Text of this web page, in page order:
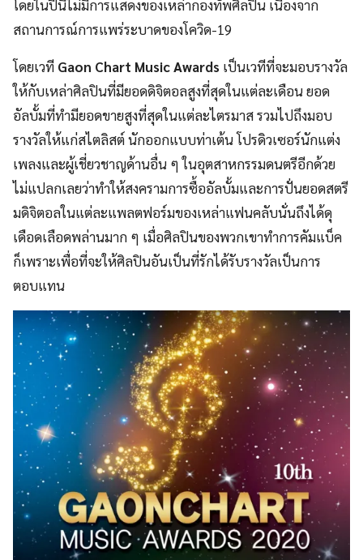
โดยในปีนี้ไม่มีการแสดงของเหล่ากองทัพศิลปิน เนื่องจาก
สถานการณ์การแพร่ระบาดของโควิด-19
โดยเวที Gaon Chart Music Awards เป็นเวทีที่จะมอบรางวัล
ให้กับเหล่าศิลปินที่มียอดดิจิตอลสูงที่สุดในแต่ละเดือน ยอด
อัลบั้มที่ทำมียอดขายสูงที่สุดในแต่ละไตรมาส รวมไปถึงมอบ
รางวัลให้แก่สไตลิสต์ นักออกแบบท่าเต้น โปรดิวเซอร์นักแต่ง
เพลงและผู้เชี่ยวชาญด้านอื่น ๆ ในอุตสาหกรรมดนตรีอีกด้วย
ไม่แปลกเลยว่าทำให้สงครามการซื้ออัลบั้มและการปั่นยอดสตรี
มดิจิตอลในแต่ละแพลตฟอร์มของเหล่าแฟนคลับนั่นถึงได้ดุ
เดือดเลือดพล่านมาก ๆ เมื่อศิลปินของพวกเขาทำการคัมแบ็ค
ก็เพราะเพื่อที่จะให้ศิลปินอันเป็นที่รักได้รับรางวัลเป็นการ
ตอบแทน